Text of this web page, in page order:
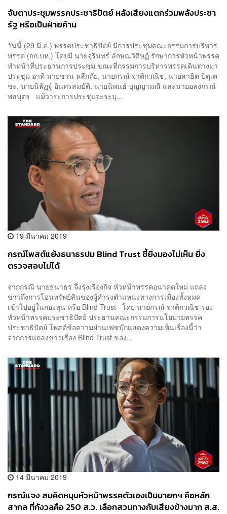
จับตาประชุมพรรคประชาธิปัตย์ หลังเสียงแตกร่วมพลังประชา
รัฐ หรือเป็นฝ่ายค้าน
วันนี้ (29 มี.ค.) พรรคประชาธิปัตย์ มีการประชุมคณะกรรมการบริหาร
พรรค (กก.บห.) โดยมี นายจุรินทร์ ลักษณวิศิษฏ์ รักษาการหัวหน้าพรรค
ทำหน้าที่ประธานการประชุม ขณะที่กรรมการบริหารพรรคเดินทางมา
ประชุม อาทิ นายชวน หลีกภัย, นายกรณ์ จาติกวณิช, นายสาธิต ปิตุเต
ชะ, นายนิพิฏฐ์ อินทรสมบัติ, นายนิพนธ์ บุญญามณี และนายอลงกรณ์
พลบุตร แม้วาระการประชุมจะระบุ...
19 มีนาคม 2019
กรณ์โพสต์แย้งธนาธรปม Blind Trust ชี้ยิ่งมองไม่เห็น ยิ่ง
ตรวจสอบไม่ได้
จากกรณี นายธนาธร จึงรุ่งเรืองกิจ หัวหน้าพรรคอนาคตใหม่ แถลง
ข่าวถึงการโอนทรัพย์สินของผู้ดำรงตำแหน่งทางการเมืองทั้งหมด
เข้าไปอยู่ในกองทุน หรือ Blind Trust โดย นายกรณ์ จาติกวณิช รอง
หัวหน้าพรรคประชาธิปัตย์ ประธานคณะกรรมการนโยบายพรรค
ประชาธิปัตย์ โพสต์ข้อความผ่านเฟซบุ๊กแสดงความเห็นเรื่องนี้ว่า
จากการแถลงข่าวเรื่อง Blind Trust ของ...
14 มีนาคม 2019
กรณ์แจง สมคิดหนุนหัวหน้าพรรคตัวเองเป็นนายกฯ คือหลัก
สากล ที่กังวลคือ 250 ส.ว. เลือกสวนทางกับเสียงข้างมาก ส.ส.